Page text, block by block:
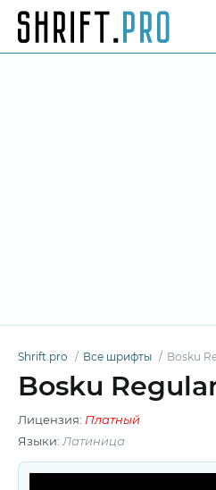
Shrift.pro Все шрифты Bosku
Bosku
Лицензия: Платный
Языки: Латиница